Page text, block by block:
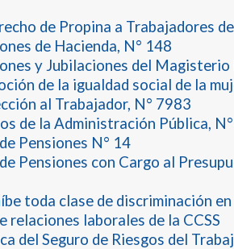
de Propina a Trabajadores
de Hacienda, N° 148
y Jubilaciones del
de la igualdad social de la
al Trabajador, N° 7983
de la Administración Pública,
Pensiones N° 14
Pensiones con Cargo al
toda clase de discriminación
relaciones laborales de la CCSS
del Seguro de Riesgos del